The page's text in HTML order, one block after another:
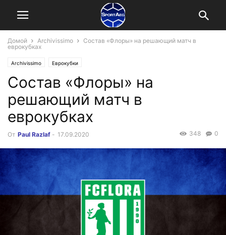
Домой Archivissimo
Состав «Флоры» на решающий матч в
еврокубках
Archivissimo Еврокубки
Состав «Флоры» на
решающий матч в
еврокубках
От Paul Razlaf - 17.09.2020 0
348